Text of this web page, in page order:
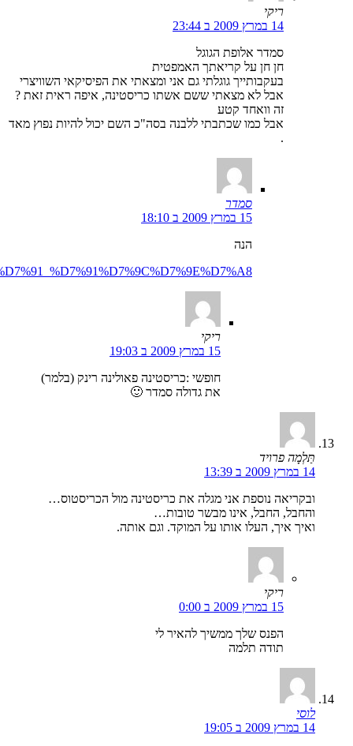
ריקי
14 במרץ 2009 ב 23:44
סמדר אלופת הגוגל
חן חן על קריאתך האמפטית
בעקבותייך גוגלתי גם אני ומצאתי את הפיסיקאי השוויצרי
אבל לא מצאתי ששם אשתו כריסטינה, איפה ראית זאת ?
זה וואחד קטע
אבל כמו שכתבתי ללבנה בסה"כ השם יכול להיות נפוץ מאד
.
סמדר
15 במרץ 2009 ב 18:10
הנה
ריקי
15 במרץ 2009 ב 19:03
חופשי :כריסטינה פאולינה רינק (בלמר)
את גדולה סמדר 🙂
תַּלְמָה פרויד
14 במרץ 2009 ב 13:39
ובקריאה נוספת אני מגלה את כריסטינה מול הכריסטוס…
והחבל, החבל, אינו מבשר טובות…
ואיך איך, העלו אותו על המוקד. וגם אותה.
ריקי
15 במרץ 2009 ב 0:00
הפנס שלך ממשיך להאיר לי
תודה תלמה
לוסי
14 במרץ 2009 ב 19:05